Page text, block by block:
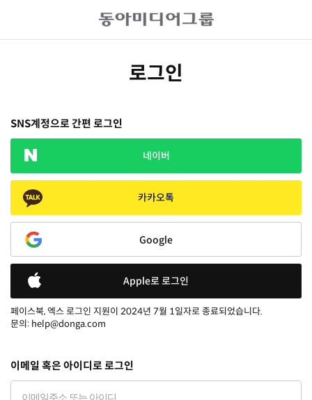
로그인
SNS계정으로 간편 로그인
네이버
카카오톡
Google
Apple로 로그인
페이스북, 엑스 로그인 지원이 2024년 7월 1일자로 종료되었습니다.
문의: help@donga.com
이메일 혹은 아이디로 로그인